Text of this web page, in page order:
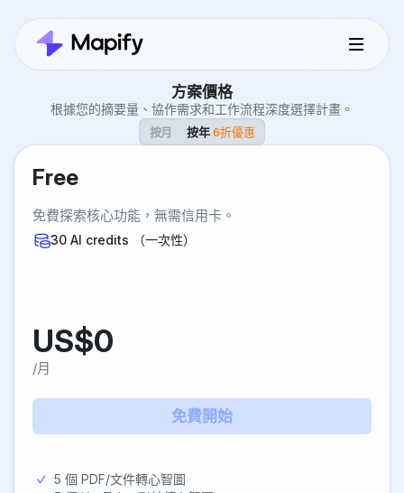
方案價格
根據您的摘要量、協作需求和工作流程深度選擇計畫。
按月 按年6折優惠
Free
免費探索核心功能，無需信用卡。
30 AI credits （一次性）
US$0
/月
免費開始
5 個 PDF/文件轉心智圖